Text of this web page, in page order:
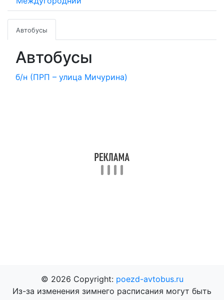
Автобусы
Автобусы
б/н (ПРП – улица Мичурина)
© 2026 Copyright: poezd-avtobus.ru
Из-за изменения зимнего расписания могут быть